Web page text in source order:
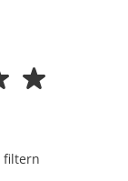
filtern